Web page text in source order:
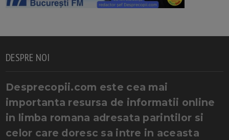
DESPRE NOI
Desprecopii.com este cea mai
importanta resursa de informatii online
in limba romana adresata parintilor si
celor care doresc sa intre in aceasta